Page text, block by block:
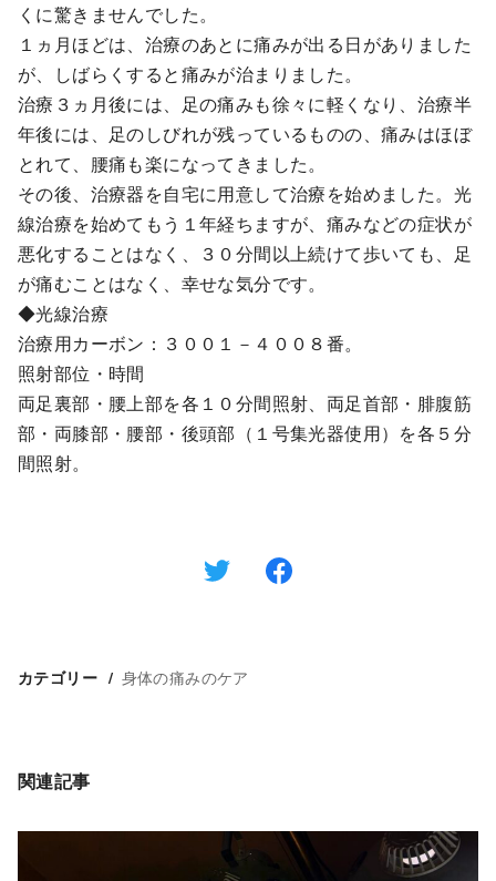
くに驚きませんでした。
１ヵ月ほどは、治療のあとに痛みが出る日がありました
が、しばらくすると痛みが治まりました。
治療３ヵ月後には、足の痛みも徐々に軽くなり、治療半
年後には、足のしびれが残っているものの、痛みはほぼ
とれて、腰痛も楽になってきました。
その後、治療器を自宅に用意して治療を始めました。光
線治療を始めてもう１年経ちますが、痛みなどの症状が
悪化することはなく、３０分間以上続けて歩いても、足
が痛むことはなく、幸せな気分です。
◆光線治療
治療用カーボン：３００１－４００８番。
照射部位・時間
両足裏部・腰上部を各１０分間照射、両足首部・腓腹筋
部・両膝部・腰部・後頭部（１号集光器使用）を各５分
間照射。
カテゴリー 身体の痛みのケア
関連記事